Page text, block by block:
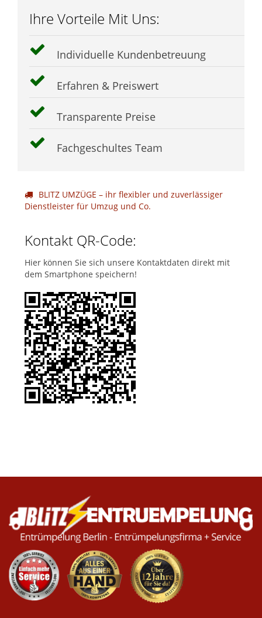
Ihre Vorteile Mit Uns:
Individuelle Kundenbetreuung
Erfahren & Preiswert
Transparente Preise
Fachgeschultes Team
BLITZ UMZÜGE – ihr flexibler und zuverlässiger
Dienstleister für Umzug und Co.
Kontakt QR-Code:
Hier können Sie sich unsere Kontaktdaten direkt mit
dem Smartphone speichern!